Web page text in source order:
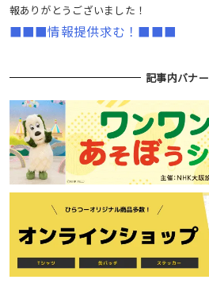
報ありがとうございました！
■■■情報提供求む！■■■
記事内バナー